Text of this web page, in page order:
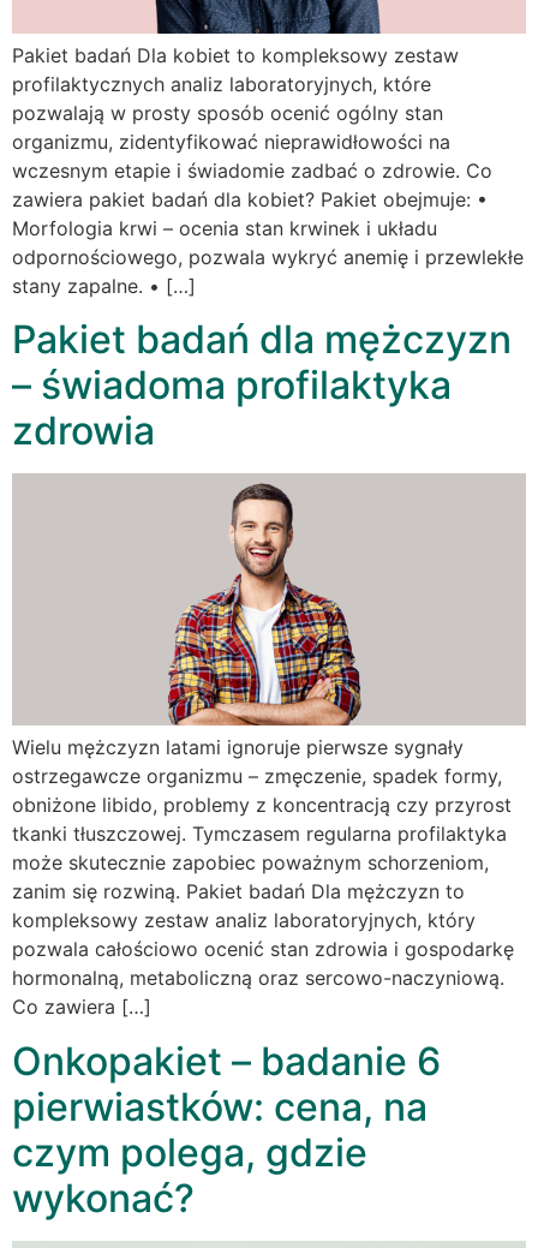
Pakiet badań Dla kobiet to kompleksowy zestaw
profilaktycznych analiz laboratoryjnych, które
pozwalają w prosty sposób ocenić ogólny stan
organizmu, zidentyfikować nieprawidłowości na
wczesnym etapie i świadomie zadbać o zdrowie. Co
zawiera pakiet badań dla kobiet? Pakiet obejmuje: •
Morfologia krwi – ocenia stan krwinek i układu
odpornościowego, pozwala wykryć anemię i przewlekłe
stany zapalne. • […]
Pakiet badań dla mężczyzn
– świadoma profilaktyka
zdrowia
Wielu mężczyzn latami ignoruje pierwsze sygnały
ostrzegawcze organizmu – zmęczenie, spadek formy,
obniżone libido, problemy z koncentracją czy przyrost
tkanki tłuszczowej. Tymczasem regularna profilaktyka
może skutecznie zapobiec poważnym schorzeniom,
zanim się rozwiną. Pakiet badań Dla mężczyzn to
kompleksowy zestaw analiz laboratoryjnych, który
pozwala całościowo ocenić stan zdrowia i gospodarkę
hormonalną, metaboliczną oraz sercowo-naczyniową.
Co zawiera […]
Onkopakiet – badanie 6
pierwiastków: cena, na
czym polega, gdzie
wykonać?